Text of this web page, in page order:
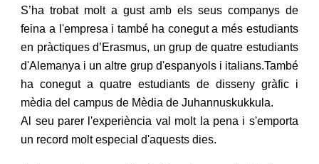
S’ha trobat molt a gust amb els seus companys de
feina a l'empresa i també ha conegut a més estudiants
en pràctiques d’Erasmus, un grup de quatre estudiants
d'Alemanya i un altre grup d'espanyols i italians.També
ha conegut a quatre estudiants de disseny gràfic i
mèdia del campus de Mèdia de Juhannuskukkula.
Al seu parer l'experiència val molt la pena i s'emporta
un record molt especial d'aquests dies.